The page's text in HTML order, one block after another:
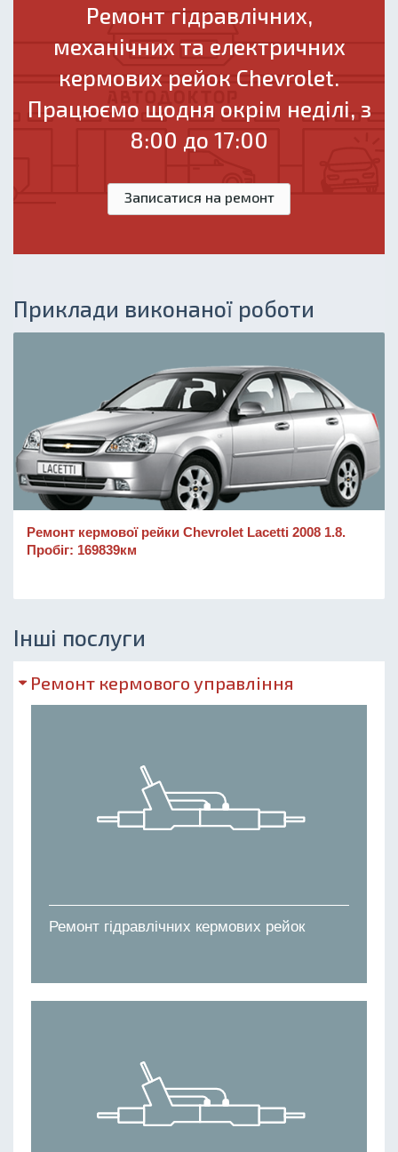
Ремонт гідравлічних,
механічних та електричних
кермових рейок Chevrolet.
Працюємо щодня окрім неділі, з
8:00 до 17:00
Записатися на ремонт
Приклади виконаної роботи
Ремонт кермової рейки Chevrolet Lacetti 2008 1.8.
Пробіг: 169839км
Інші послуги
Ремонт кермового управління
Ремонт гідравлічних кермових рейок